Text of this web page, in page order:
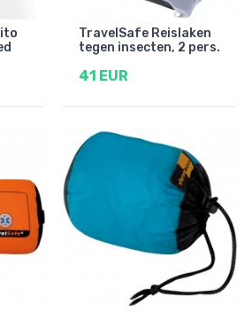
TravelSafe Reislaken
tegen insecten, 2 pers.
41 EUR